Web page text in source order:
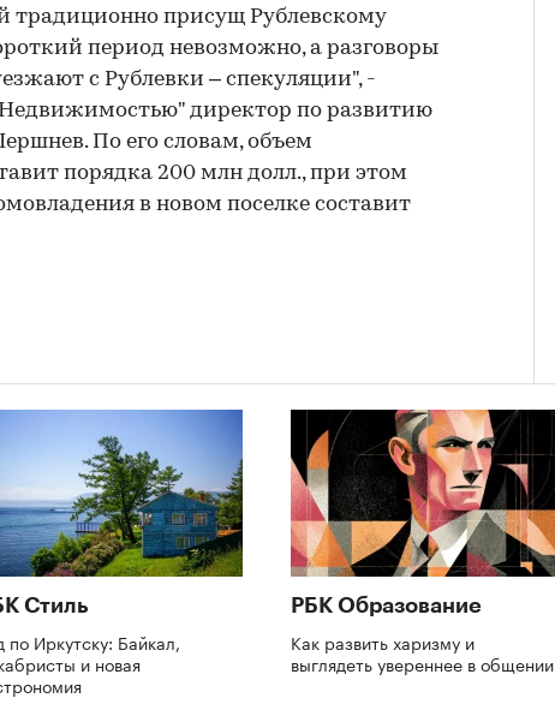
традиционно присущ Рублевскому
период невозможно, а разговоры
с Рублевки – спекуляции", -
Недвижимостью" директор по развитию
По его словам, объем
порядка 200 млн долл., при этом
в новом поселке составит
Стиль
по Иркутску: Байкал,
и новая
РБК Образование
Как развить харизму и
выглядеть увереннее в общении